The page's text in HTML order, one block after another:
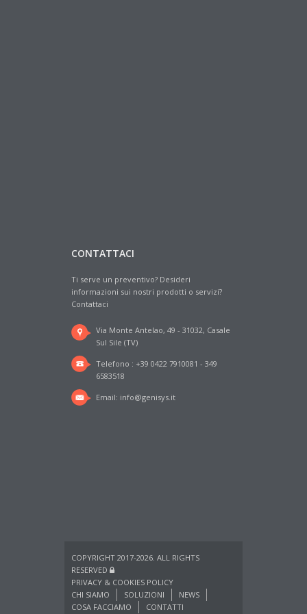
CONTATTACI
Ti serve un preventivo? Desideri
informazioni sui nostri prodotti o servizi?
Contattaci
Via Monte Antelao, 49 - 31032, Casale
Sul Sile (TV)
Telefono : +39 0422 7910081 - 349
6583518
Email: info@genisys.it
COPYRIGHT 2017-2026. ALL RIGHTS
RESERVED
PRIVACY & COOKIES POLICY
CHI SIAMO
SOLUZIONI
NEWS
COSA FACCIAMO
CONTATTI